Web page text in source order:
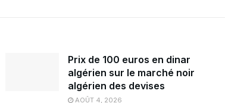
Prix de 100 euros en dinar
algérien sur le marché noir
algérien des devises
AOÛT 4, 2026